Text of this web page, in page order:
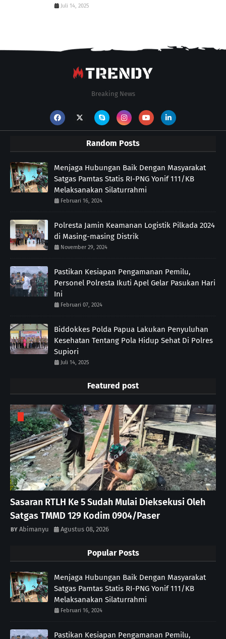
Juli 14, 2025
Breaking News
Random Posts
Menjaga Hubungan Baik Dengan Masyarakat
Satgas Pamtas Statis RI-PNG Yonif 111/KB
Melaksanakan Silaturrahmi
Februari 16, 2024
Polresta Jamin Keamanan Logistik Pilkada 2024
di Masing-masing Distrik
November 29, 2024
Pastikan Kesiapan Pengamanan Pemilu,
Personel Polresta Ikuti Apel Gelar Pasukan Hari
Ini
Februari 07, 2024
Biddokkes Polda Papua Lakukan Penyuluhan
Kesehatan Tentang Pola Hidup Sehat Di Polres
Supiori
Juli 14, 2025
Featured post
Sasaran RTLH Ke 5 Sudah Mulai Dieksekusi Oleh
Satgas TMMD 129 Kodim 0904/Paser
Abimanyu Agustus 08, 2026
Popular Posts
Menjaga Hubungan Baik Dengan Masyarakat
Satgas Pamtas Statis RI-PNG Yonif 111/KB
Melaksanakan Silaturrahmi
Februari 16, 2024
Pastikan Kesiapan Pengamanan Pemilu,